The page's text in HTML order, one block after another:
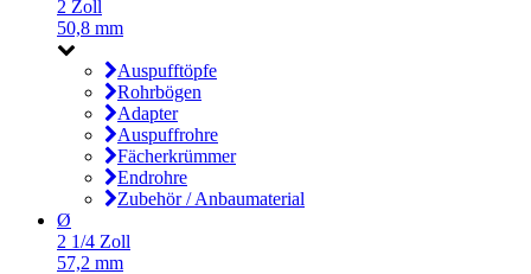
2 Zoll
50,8 mm
Auspufftöpfe
Rohrbögen
Adapter
Auspuffrohre
Fächerkrümmer
Endrohre
Zubehör / Anbaumaterial
Ø
2 1/4 Zoll
57,2 mm